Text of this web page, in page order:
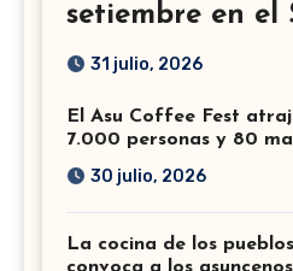
setiembre en el
31 julio, 2026
El Asu Coffee Fest
7.000 personas y 80
30 julio, 2026
La cocina de los pueblos
convoca a los asuncenos